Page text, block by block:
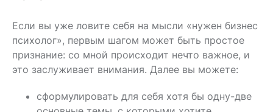
Если вы уже ловите себя на мысли «нужен бизнес
психолог», первым шагом может быть простое
признание: со мной происходит нечто важное, и
это заслуживает внимания. Далее вы можете:
сформулировать для себя хотя бы одну-две